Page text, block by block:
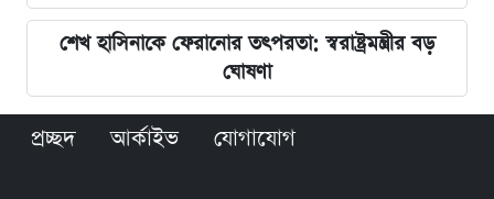
শেখ হাসিনাকে ফেরানোর তৎপরতা: স্বরাষ্ট্রমন্ত্রীর বড়
ঘোষণা
প্রচ্ছদ আর্কাইভ যোগাযোগ